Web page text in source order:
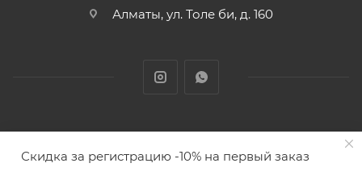
Алматы, ул. Толе би, д. 160
животных с доставкой товаров по Алматы и Казахстану
Скидка за регистрацию -10% на первый заказ